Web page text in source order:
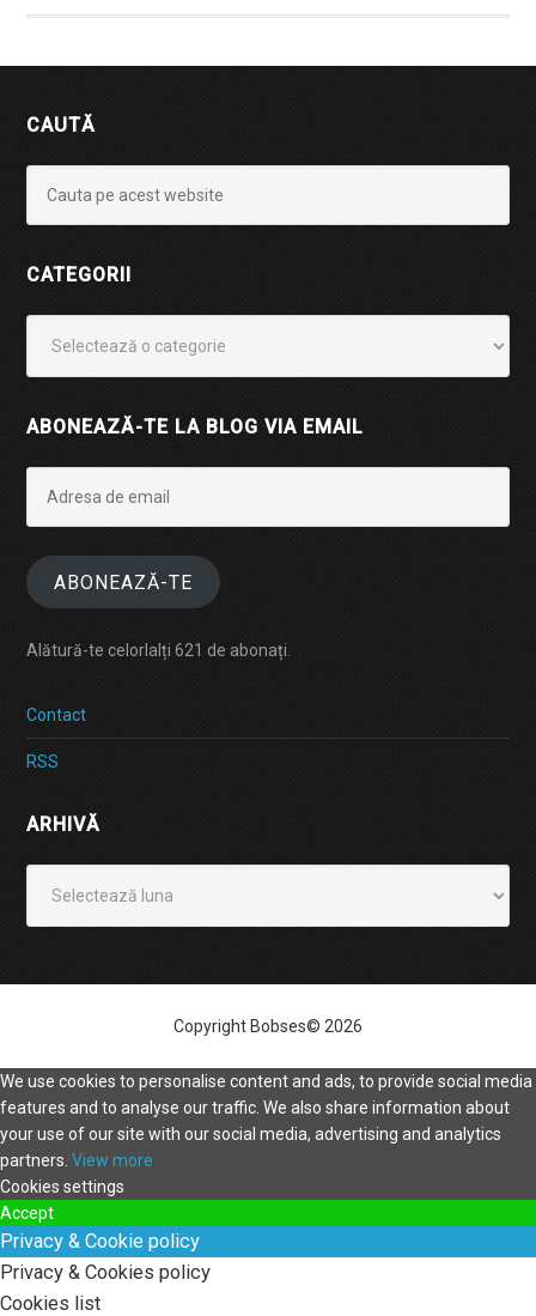
CAUTĂ
CATEGORII
ABONEAZĂ-TE LA BLOG VIA EMAIL
email
ABONEAZĂ-TE
Alătură-te celorlalți 621 de abonați.
Contact
RSS
ARHIVĂ
Copyright Bobses© 2026
We use cookies to personalise content and ads, to provide social media
features and to analyse our traffic. We also share information about
your use of our site with our social media, advertising and analytics
partners. View more
Cookies settings
Accept
Privacy & Cookie policy
Privacy & Cookies policy
Cookies list